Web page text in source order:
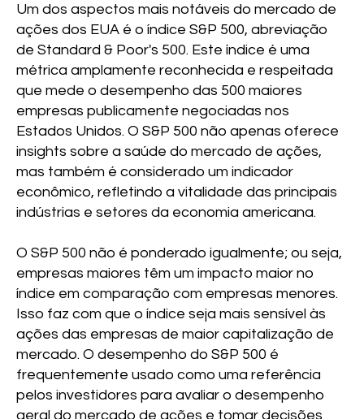
Um dos aspectos mais notáveis do mercado de
ações dos EUA é o índice S&P 500, abreviação
de Standard & Poor's 500. Este índice é uma
métrica amplamente reconhecida e respeitada
que mede o desempenho das 500 maiores
empresas publicamente negociadas nos
Estados Unidos. O S&P 500 não apenas oferece
insights sobre a saúde do mercado de ações,
mas também é considerado um indicador
econômico, refletindo a vitalidade das principais
indústrias e setores da economia americana.
O S&P 500 não é ponderado igualmente; ou seja,
empresas maiores têm um impacto maior no
índice em comparação com empresas menores.
Isso faz com que o índice seja mais sensível às
ações das empresas de maior capitalização de
mercado. O desempenho do S&P 500 é
frequentemente usado como uma referência
pelos investidores para avaliar o desempenho
geral do mercado de ações e tomar decisões